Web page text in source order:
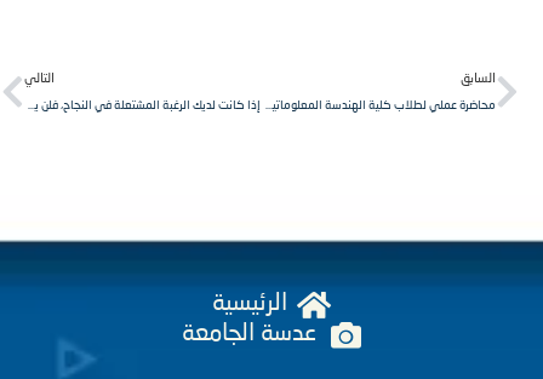
محاضرة عملي لطلاب كلية الهندسة المعلوماتية في جامعة الشمال الخاصة إذا كانت لديك الرغبة المشتعلة في النجاح، فلن يستطيع أحد إيقافك.
الرئيسية
عدسة الجامعة